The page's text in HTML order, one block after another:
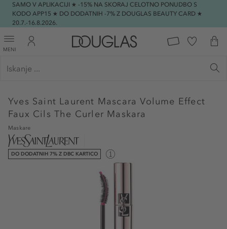
SAMO V APLIKACIJI ★ -15% NA SKORAJ CELOTNO PONUDBO S
KODO APP15 ★ DO DODATNIH -7% Z DOUGLAS BEAUTY CARD ★
20.7.-16.8.2026.
MENI
Yves Saint Laurent Mascara Volume Effect
Faux Cils The Curler Maskara
Maskare
DO DODATNIH 7% Z DBC KARTICO